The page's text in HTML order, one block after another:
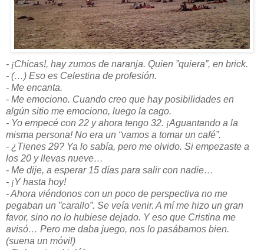
- ¡Chicas!, hay zumos de naranja. Quien ”quiera”, en brick.
- (…) Eso es Celestina de profesión.
- Me encanta.
- Me emociono. Cuando creo que hay posibilidades en
algún sitio me emociono, luego la cago.
- Yo empecé con 22 y ahora tengo 32. ¡Aguantando a la
misma persona! No era un “vamos a tomar un café”.
- ¿Tienes 29? Ya lo sabía, pero me olvido. Si empezaste a
los 20 y llevas nueve…
- Me dije, a esperar 15 días para salir con nadie…
- ¡Y hasta hoy!
- Ahora viéndonos con un poco de perspectiva no me
pegaban un ”carallo”. Se veía venir. A mí me hizo un gran
favor, sino no lo hubiese dejado. Y eso que Cristina me
avisó… Pero me daba juego, nos lo pasábamos bien.
(suena un móvil)